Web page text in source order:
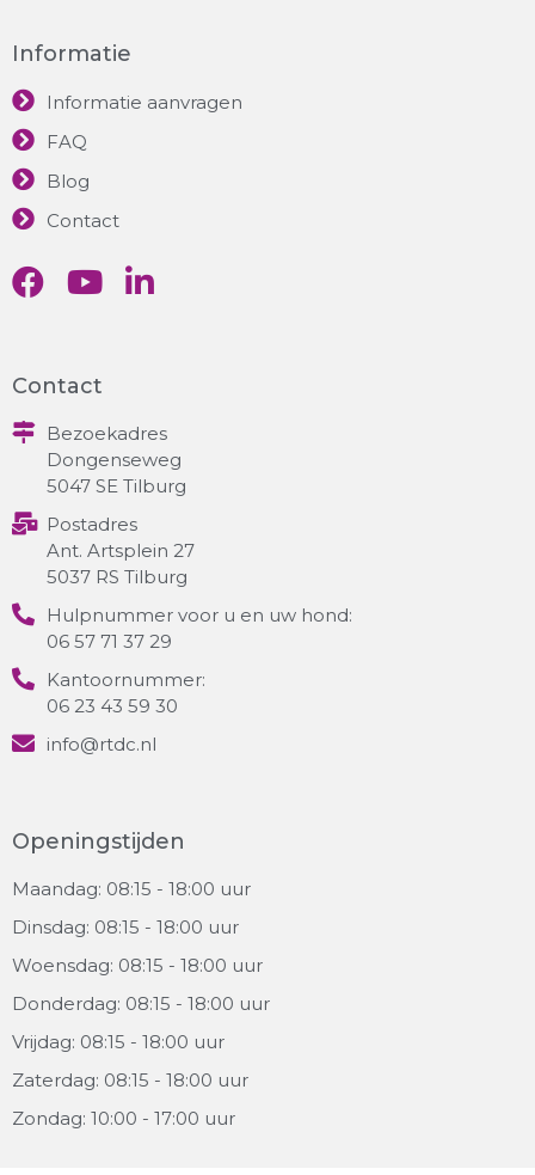
Informatie
Informatie aanvragen
FAQ
Blog
Contact
Contact
Bezoekadres
Dongenseweg
5047 SE Tilburg
Postadres
Ant. Artsplein 27
5037 RS Tilburg
Hulpnummer voor u en uw hond:
06 57 71 37 29
Kantoornummer:
06 23 43 59 30
info@rtdc.nl
Openingstijden
Maandag: 08:15 - 18:00 uur
Dinsdag: 08:15 - 18:00 uur
Woensdag: 08:15 - 18:00 uur
Donderdag: 08:15 - 18:00 uur
Vrijdag: 08:15 - 18:00 uur
Zaterdag: 08:15 - 18:00 uur
Zondag: 10:00 - 17:00 uur